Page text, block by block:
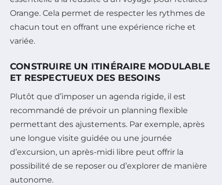
Orange. Cela permet de respecter les rythmes de
chacun tout en offrant une expérience riche et
variée.
CONSTRUIRE UN ITINÉRAIRE MODULABLE
ET RESPECTUEUX DES BESOINS
Plutôt que d’imposer un agenda rigide, il est
recommandé de prévoir un planning flexible
permettant des ajustements. Par exemple, après
une longue visite guidée ou une journée
d’excursion, un après-midi libre peut offrir la
possibilité de se reposer ou d’explorer de manière
autonome.